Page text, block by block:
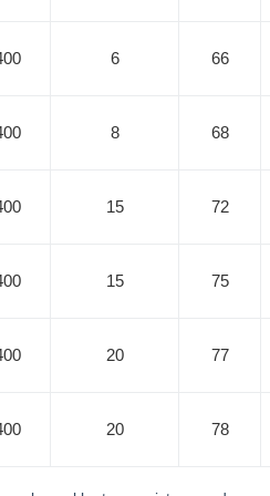
6 66
8 68
15 72
15 75
20 77
20 78